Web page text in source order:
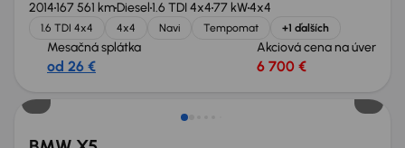
2014167 561 kmDiesel1.6 TDI 4x477 kW4x4
1.6 TDI 4x4 4x4 Navi Tempomat +1 ďalších
Mesačná splátka
od 26 €
Akciová cena na úver
6 700 €
Zlacnené o 4 100 €